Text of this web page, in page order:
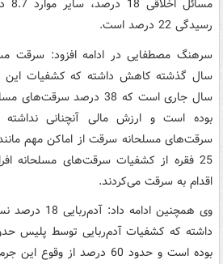
رسیدگی 22 درصد است.
سال جاری است که 38 درصد
سرقت‌های مسلحانه سرقت از اماکن مهم
25 فقره از کشفیات سرقت‌های مسلحانه
اقدام به سرقت می‌کردند.
وی همچنین
داشته که کشفیات آدم‌ربایی توسط پلیس